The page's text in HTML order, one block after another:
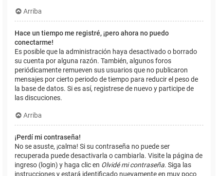
Arriba
Hace un tiempo me registré, ¡pero ahora no puedo
conectarme!
Es posible que la administración haya desactivado o borrado
su cuenta por alguna razón. También, algunos foros
periódicamente remueven sus usuarios que no publicaron
mensajes por cierto periodo de tiempo para reducir el peso de
la base de datos. Si es así, registrese de nuevo y participe de
las discuciones.
Arriba
¡Perdí mi contraseña!
No se asuste, ¡calma! Si su contraseña no puede ser
recuperada puede desactivarla o cambiarla. Visite la página de
ingreso (login) y haga clic en Olvidé mi contraseña. Siga las
instrucciones y estará identificado nuevamente en muy poco